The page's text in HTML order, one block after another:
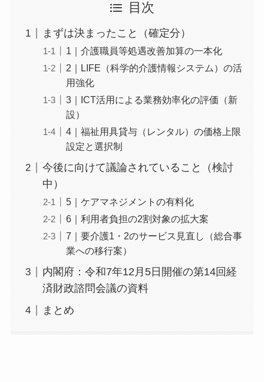
目次
まずは決まったこと（確定分）
1｜介護職員等処遇改善加算の一本化
2｜LIFE（科学的介護情報システム）の活
用強化
3｜ICT活用による業務効率化の評価（新
設）
4｜福祉用具貸与（レンタル）の価格上限
設定と選択制
今後に向けて議論されていること（検討
中）
5｜ケアマネジメントの有料化
6｜利用者負担の2割対象の拡大案
7｜要介護1・2のサービス見直し（総合事
業への移行案）
内閣府：令和7年12月5日開催の第14回経
済財政諮問会議の資料
まとめ